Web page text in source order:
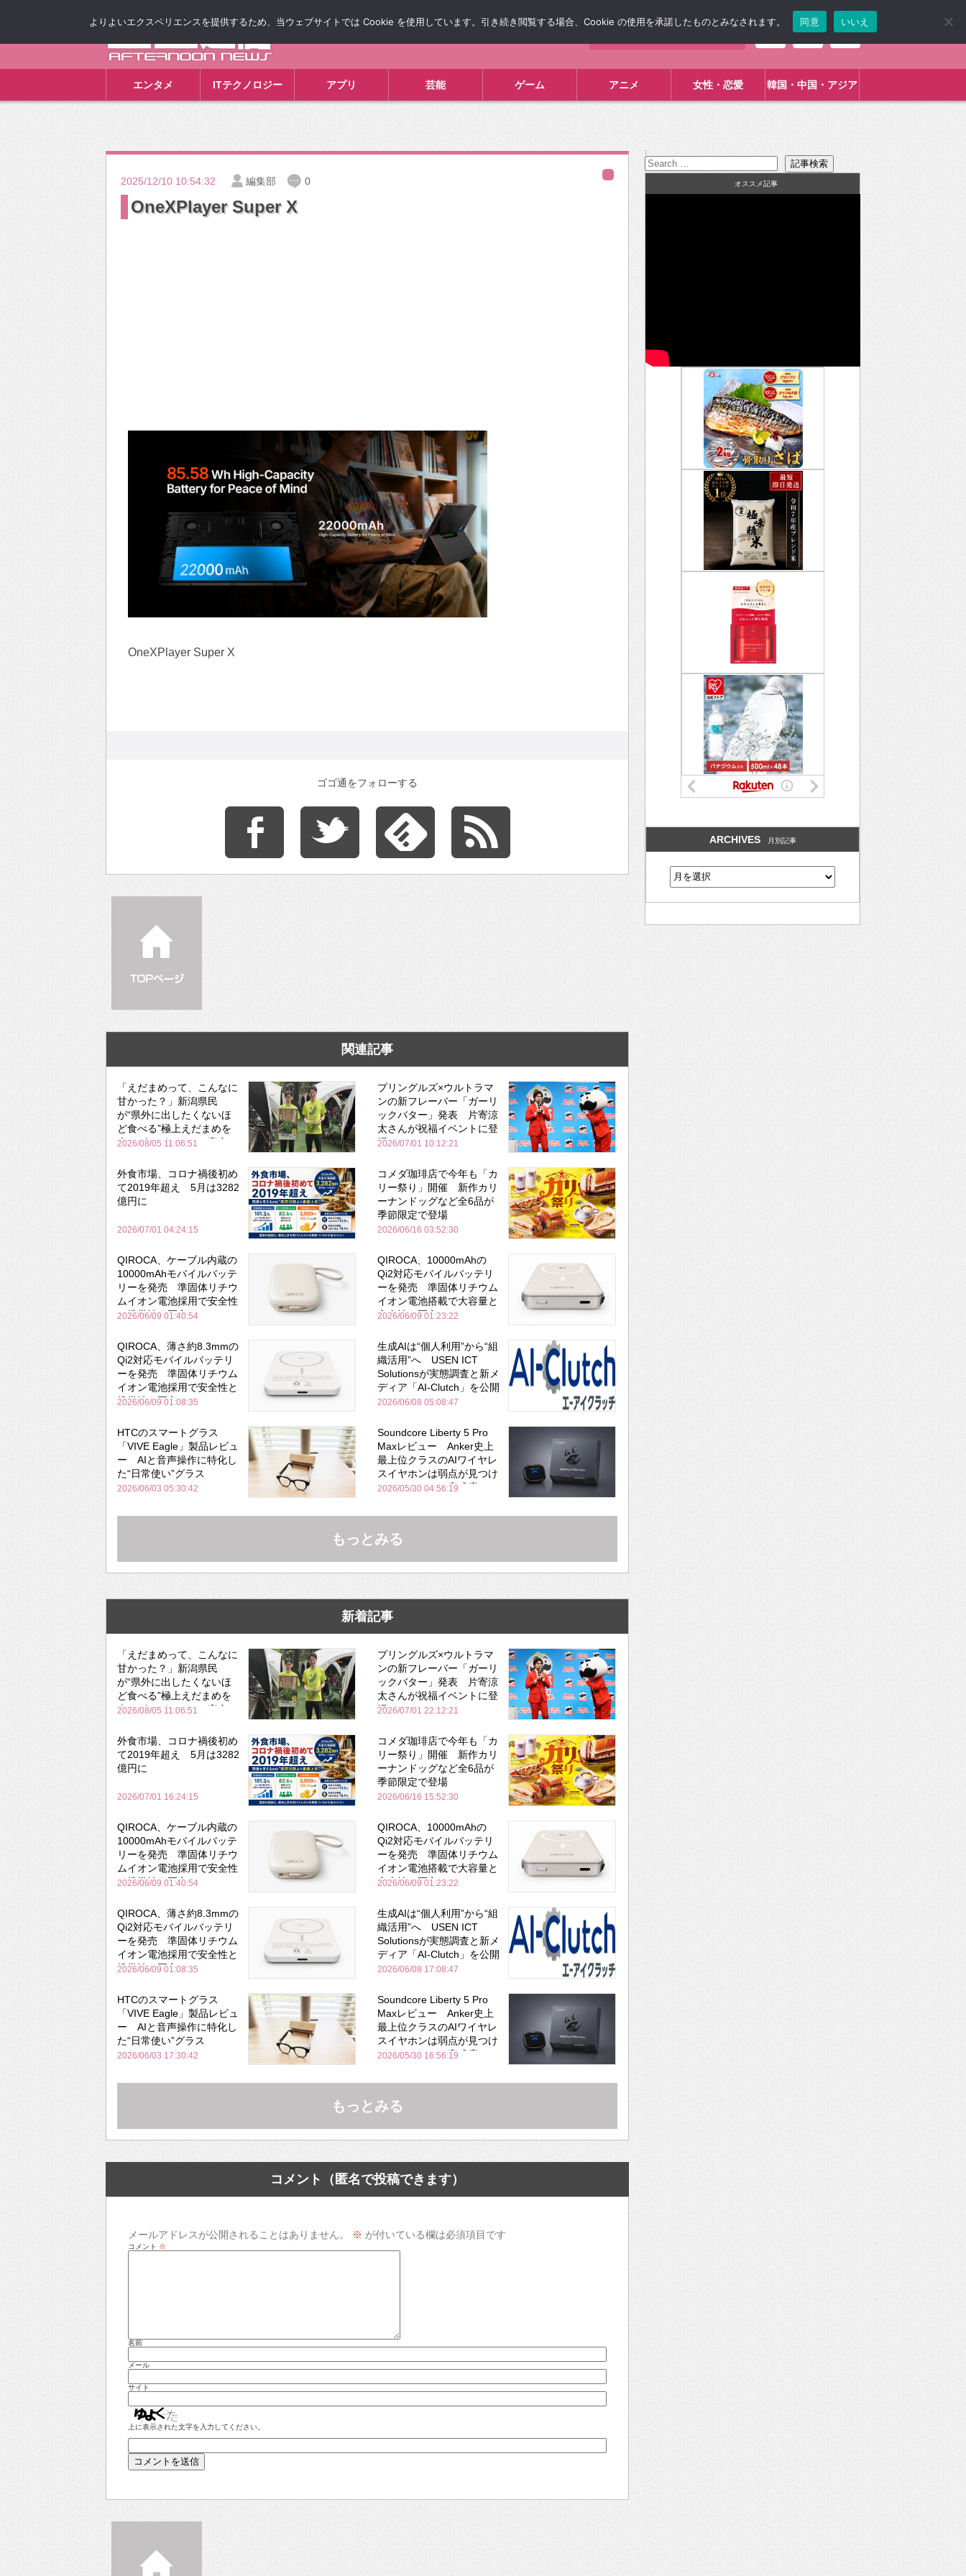
エンタメ ITテクノロジー アプリ 芸能 ゲーム アニメ 女性・恋愛 韓国・中国・アジア
2025/12/10 10:54:32 編集部 0
OneXPlayer Super X
OneXPlayer Super X
ゴゴ通をフォローする
関連記事
「えだまめって、こんなに
甘かった？」新潟県民
が“県外に出したくないほ
ど食べる”極上えだまめを
森のビアガーデンで実食
2026/08/05 11:06:51
プリングルズ×ウルトラマ
ンの新フレーバー「ガーリ
ックバター」発表 片寄涼
太さんが祝福イベントに登
場
2026/07/01 10:12:21
外食市場、コロナ禍後初め
て2019年超え 5月は3282
億円に
2026/07/01 04:24:15
コメダ珈琲店で今年も「カ
リー祭り」開催 新作カリ
ーナンドッグなど全6品が
季節限定で登場
2026/06/16 03:52:30
QIROCA、ケーブル内蔵の
10000mAhモバイルバッテ
リーを発売 準固体リチウ
ムイオン電池採用で安全性
と携帯性を両立
2026/06/09 01:40:54
QIROCA、10000mAhの
Qi2対応モバイルバッテリ
ーを発売 準固体リチウム
イオン電池搭載で大容量と
安全性を両立
2026/06/09 01:23:22
QIROCA、薄さ約8.3mmの
Qi2対応モバイルバッテリ
ーを発売 準固体リチウム
イオン電池採用で安全性と
携帯性を両立
2026/06/09 01:08:35
生成AIは“個人利用”から“組
織活用”へ USEN ICT
Solutionsが実態調査と新メ
ディア「AI-Clutch」を公開
2026/06/08 05:08:47
HTCのスマートグラス
「VIVE Eagle」製品レビュ
ー AIと音声操作に特化し
た“日常使い”グラス
2026/06/03 05:30:42
Soundcore Liberty 5 Pro
Maxレビュー Anker史上
最上位クラスのAIワイヤレ
スイヤホンは弱点が見つけ
づらいくらいの完成度にび
Bose並み
2026/05/30 04:56:19
もっとみる
新着記事
「えだまめって、こんなに
甘かった？」新潟県民
が“県外に出したくないほ
ど食べる”極上えだまめを
森のビアガーデンで実食
2026/08/05 11:06:51
プリングルズ×ウルトラマ
ンの新フレーバー「ガーリ
ックバター」発表 片寄涼
太さんが祝福イベントに登
場
2026/07/01 22:12:21
外食市場、コロナ禍後初め
て2019年超え 5月は3282
億円に
2026/07/01 16:24:15
コメダ珈琲店で今年も「カ
リー祭り」開催 新作カリ
ーナンドッグなど全6品が
季節限定で登場
2026/06/16 15:52:30
QIROCA、ケーブル内蔵の
10000mAhモバイルバッテ
リーを発売 準固体リチウ
ムイオン電池採用で安全性
と携帯性を両立
2026/06/09 01:40:54
QIROCA、10000mAhの
Qi2対応モバイルバッテリ
ーを発売 準固体リチウム
イオン電池搭載で大容量と
安全性を両立
2026/06/09 01:23:22
QIROCA、薄さ約8.3mmの
Qi2対応モバイルバッテリ
ーを発売 準固体リチウム
イオン電池採用で安全性と
携帯性を両立
2026/06/09 01:08:35
生成AIは“個人利用”から“組
織活用”へ USEN ICT
Solutionsが実態調査と新メ
ディア「AI-Clutch」を公開
2026/06/08 17:08:47
HTCのスマートグラス
「VIVE Eagle」製品レビュ
ー AIと音声操作に特化し
た“日常使い”グラス
2026/06/03 17:30:42
Soundcore Liberty 5 Pro
Maxレビュー Anker史上
最上位クラスのAIワイヤレ
スイヤホンは弱点が見つけ
づらいくらいの完成度にび
Bose並み
2026/05/30 16:56:19
もっとみる
コメント（匿名で投稿できます）
メールアドレスが公開されることはありません。 ※ が付いている欄は必須項目です
コメント ※
名前
メール
サイト
上に表示された文字を入力してください。
:
オススメ記事
ARCHIVES 月別記事
よりよいエクスペリエンスを提供するため、当ウェブサイトでは Cookie を使用しています。引き続き閲覧する場合、Cookie の使用を承諾したものとみなされます。 同意 いいえ